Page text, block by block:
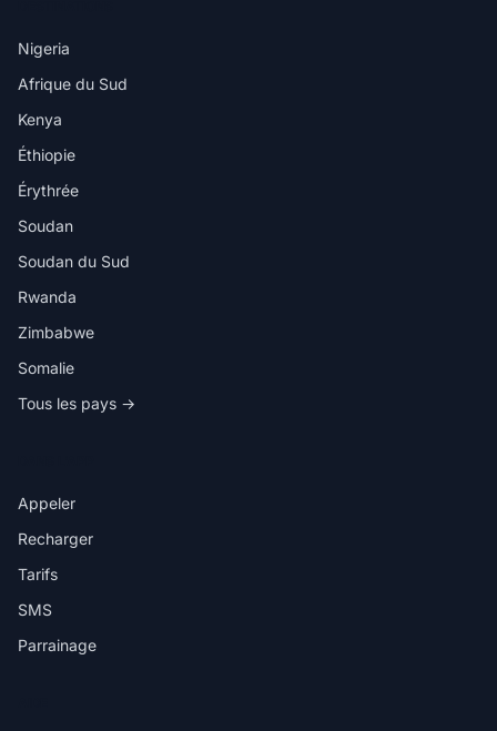
Nigeria
Afrique du Sud
Kenya
Éthiopie
Érythrée
Soudan
Soudan du Sud
Rwanda
Zimbabwe
Somalie
Tous les pays →
Appeler
Recharger
Tarifs
SMS
Parrainage